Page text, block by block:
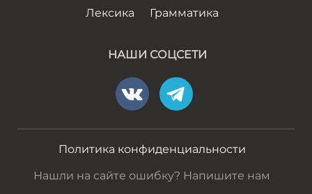
Лексика Грамматика
НАШИ СОЦСЕТИ
Политика конфиденциальности
Нашли на сайте ошибку? Напишите нам